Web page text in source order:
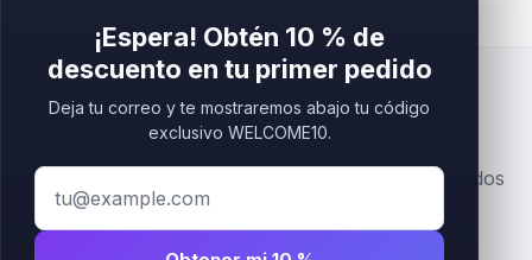
¡Espera! Obtén 10 % de
descuento en tu primer pedido
Deja tu correo y te mostraremos abajo tu código
exclusivo WELCOME10.
Letreros premium acrílicos, en capas y personalizados
con logotipo para marcas de belleza, bienestar y
recepción.